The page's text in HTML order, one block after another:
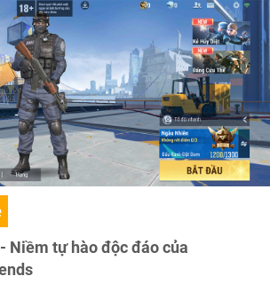
Championship 2025 ngay tại NSOC
Niềm tự hào độc đáo của